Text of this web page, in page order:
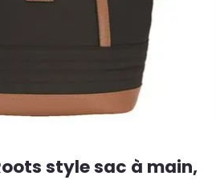
style sac à main,